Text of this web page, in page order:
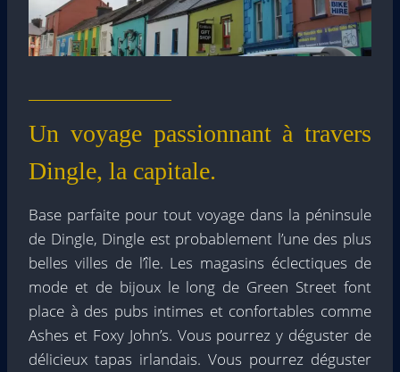
Un voyage passionnant à travers
Dingle, la capitale.
Base parfaite pour tout voyage dans la péninsule
de Dingle, Dingle est probablement l’une des plus
belles villes de l’île. Les magasins éclectiques de
mode et de bijoux le long de Green Street font
place à des pubs intimes et confortables comme
Ashes et Foxy John’s. Vous pourrez y déguster de
délicieux tapas irlandais. Vous pourrez déguster